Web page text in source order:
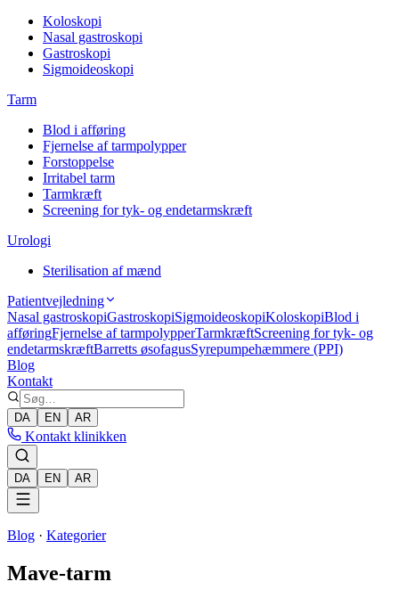
Koloskopi
Nasal gastroskopi
Gastroskopi
Sigmoideoskopi
Tarm
Blod i afføring
Fjernelse af tarmpolypper
Forstoppelse
Irritabel tarm
Tarmkræft
Screening for tyk- og endetarmskræft
Urologi
Sterilisation af mænd
Patientvejledning
Nasal gastroskopiGastroskopiSigmoideoskopiKoloskopiBlod i
afføringFjernelse af tarmpolypperTarmkræftScreening for tyk- og
endetarmskræftBarretts øsofagusSyrepumpehæmmere (PPI)
Blog
Kontakt
DA EN AR
Kontakt klinikken
DA EN AR
Blog · Kategorier
Mave-tarm